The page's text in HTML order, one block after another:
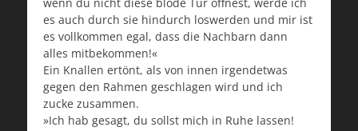
es auch durch sie hindurch loswerden und mir ist
es vollkommen egal, dass die Nachbarn dann
alles mitbekommen!«
Ein Knallen ertönt, als von innen irgendetwas
gegen den Rahmen geschlagen wird und ich
zucke zusammen.
»Ich hab gesagt, du sollst mich in Ruhe lassen!